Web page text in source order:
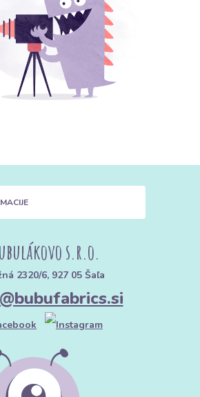
s.r.o.
2320/6, 927 05 Šaľa